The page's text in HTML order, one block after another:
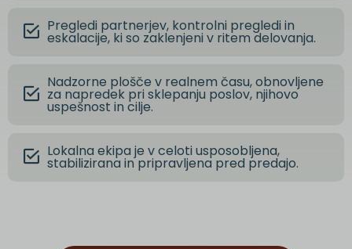
Pregledi partnerjev, kontrolni pregledi in
eskalacije, ki so zaklenjeni v ritem delovanja.
Nadzorne plošče v realnem času, obnovljene
za napredek pri sklepanju poslov, njihovo
uspešnost in cilje.
Lokalna ekipa je v celoti usposobljena,
stabilizirana in pripravljena pred predajo.